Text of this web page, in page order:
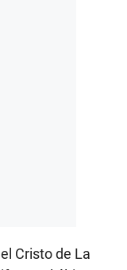
Cristo de La